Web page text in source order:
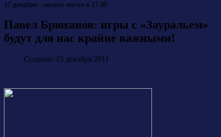
17 декабря - начало матча в 17.00
Павел Брюханов: игры с «Зауральем»
будут для нас крайне важными!
Создано: 15 декабря 2011